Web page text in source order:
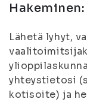
Hakeminen:
Lähetä lyhyt,
yhteystietosi
kotisoite) ja